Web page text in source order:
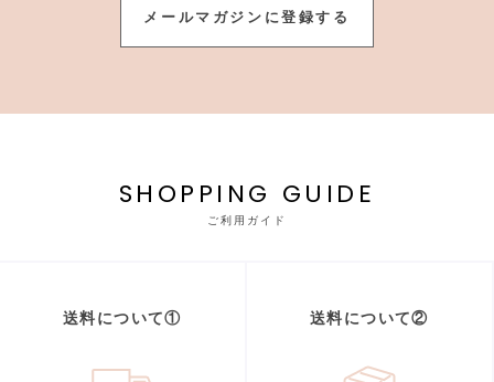
メールマガジンに登録する
SHOPPING GUIDE
ご利用ガイド
送料について① 送料について②